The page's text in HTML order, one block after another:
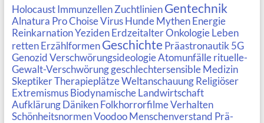
Holocaust Immunzellen Zuchtlinien Gentechnik
Alnatura Pro ChoiseVirus Hunde Mythen Energie
ReinkarnationYeziden ErdzeitalterOnkologie Leben
retten Erzählformen Geschichte Präastronautik 5G
GenozidVerschwörungsideologieAtomunfälle rituelle-
Gewalt-Verschwörung geschlechtersensible Medizin
SkeptikerTherapieplätzeWeltanschauung Religiöser
Extremismus Biodynamische Landwirtschaft
Aufklärung Däniken FolkhorrorfilmeVerhalten
SchönheitsnormenVoodoo Menschenverstand Prä-